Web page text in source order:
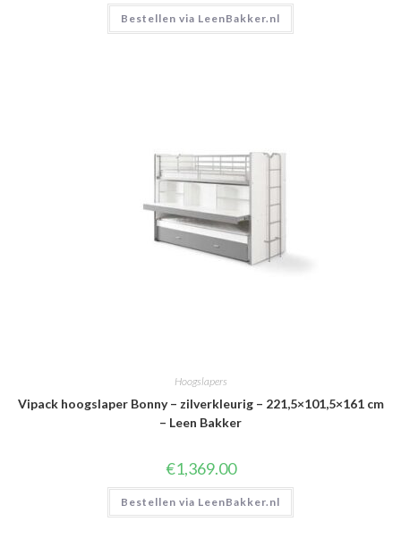
Bestellen via LeenBakker.nl
Hoogslapers
Vipack hoogslaper Bonny – zilverkleurig – 221,5×101,5×161 cm
– Leen Bakker
€1,369.00
Bestellen via LeenBakker.nl